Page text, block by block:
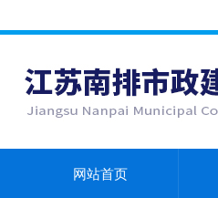
网站首页